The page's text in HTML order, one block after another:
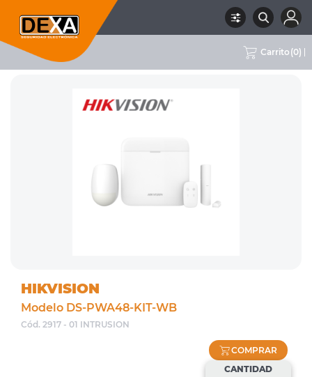
Carrito (0)
RUBRO 01 INTRUSION MARCA HIKVISION
HIKVISION
Modelo DS-PWA48-KIT-WB
Cód. 2917 - 01 INTRUSION
COMPRAR
CANTIDAD